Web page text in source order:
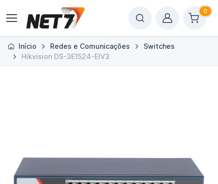
0
Início Redes e Comunicações
Switches
Hikvision DS-3E1524-EIV3